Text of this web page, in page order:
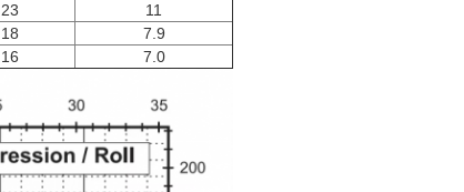
23
11
18
7.9
16 7.0